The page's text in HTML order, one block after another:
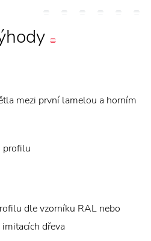
mezi první lamelou a horním
profilu
dle vzorníku RAL nebo
dřeva